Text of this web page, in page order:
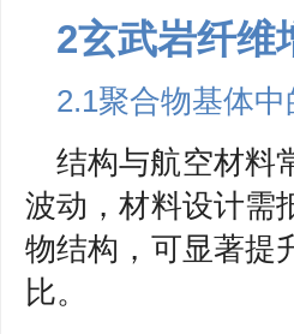
2玄武岩纤维
2.1聚合物基体
结构与航空材料
波动，材料设计需
物结构，可显著提
比。